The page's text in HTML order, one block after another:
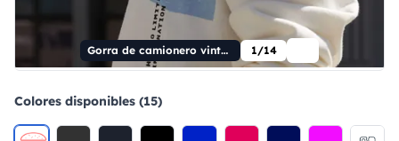
Gorra de camionero vintage con cierre ajustable 1/14
Colores disponibles (15)